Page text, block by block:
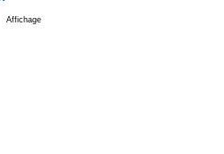
Affichage